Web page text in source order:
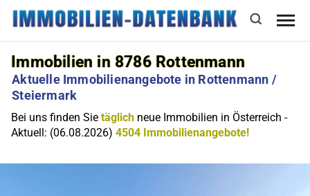
Immobilien in 8786 Rottenmann
Aktuelle Immobilienangebote in Rottenmann /
Steiermark
Bei uns finden Sietäglich neue Immobilien in Österreich -
Aktuell: (06.08.2026)4504 Immobilienangebote!